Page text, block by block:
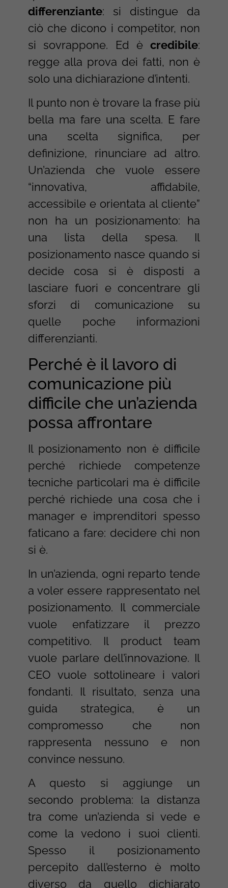
differenziante: si distingue da
ciò che dicono i competitor, non
si sovrappone. Ed ècredibile:
regge alla prova dei fatti, non è
solo una dichiarazione d’intenti.
Il punto non è trovare la frase più
bella ma fare una scelta. E fare
una scelta significa, per
definizione, rinunciare ad altro.
Un’azienda che vuole essere
“innovativa, affidabile,
accessibile e orientata al cliente”
non ha un posizionamento: ha
una lista della spesa. Il
posizionamento nasce quando si
decide cosa si è disposti a
lasciare fuori e concentrare gli
sforzi di comunicazione su
quelle poche informazioni
differenzianti.
Perché è il lavoro di
comunicazione più
difficile che un’azienda
possa affrontare
Il posizionamento non è difficile
perché richiede competenze
tecniche particolari ma è difficile
perché richiede una cosa che i
manager e imprenditori spesso
faticano a fare: decidere chi non
si è.
In un’azienda, ogni reparto tende
a voler essere rappresentato nel
posizionamento. Il commerciale
vuole enfatizzare il prezzo
competitivo. Il product team
vuole parlare dell’innovazione. Il
CEO vuole sottolineare i valori
fondanti. Il risultato, senza una
guida strategica, è un
compromesso che non
rappresenta nessuno e non
convince nessuno.
A questo si aggiunge un
secondo problema: la distanza
tra come un’azienda si vede e
come la vedono i suoi clienti.
Spesso il posizionamento
percepito dall’esterno è molto
diverso da quello dichiarato